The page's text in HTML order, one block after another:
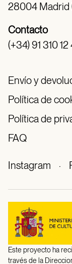
28004 Madrid
Contacto
(+34) 91 310 12
Envío y
Política de
Política de
FAQ
Instagram ·
Este proyecto ha
través de la